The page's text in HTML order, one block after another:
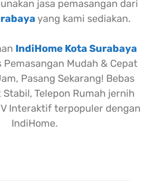
jasa pemasangan dari
yang kami sediakan.
IndiHome Kota Surabaya
Pemasangan Mudah & Cepat
Pasang Sekarang! Bebas
Telepon Rumah jernih
Interaktif terpopuler dengan
IndiHome.